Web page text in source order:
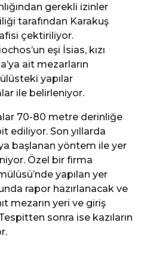
gerekli izinler
tarafından Karakuş
çektiriliyor.
eşi İsias, kızı
ait mezarların
yapılar
ile belirleniyor.
70-80 metre derinliğe
ediliyor. Son yıllarda
başlanan yöntem ile yer
Özel bir firma
yapılan yer
rapor hazırlanacak ve
mezarın yeri ve giriş
sonra ise kazıların